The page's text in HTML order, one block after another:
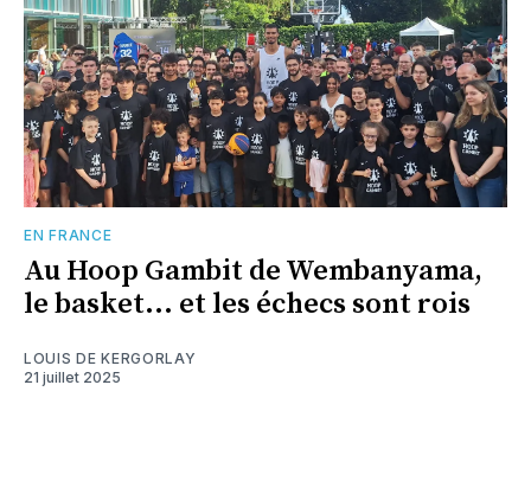
EN FRANCE
Au Hoop Gambit de Wembanyama,
le basket... et les échecs sont rois
LOUIS DE KERGORLAY
21 juillet 2025